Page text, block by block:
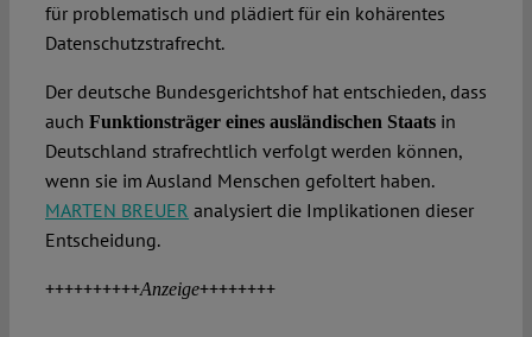
für problematisch und plädiert für ein kohärentes
Datenschutzstrafrecht.
Der deutsche Bundesgerichtshof hat entschieden, dass
auch Funktionsträger eines ausländischen Staatsin
Deutschland strafrechtlich verfolgt werden können,
wenn sie im Ausland Menschen gefoltert haben.
MARTEN BREUER analysiert die Implikationen dieser
Entscheidung.
++++++++++Anzeige++++++++